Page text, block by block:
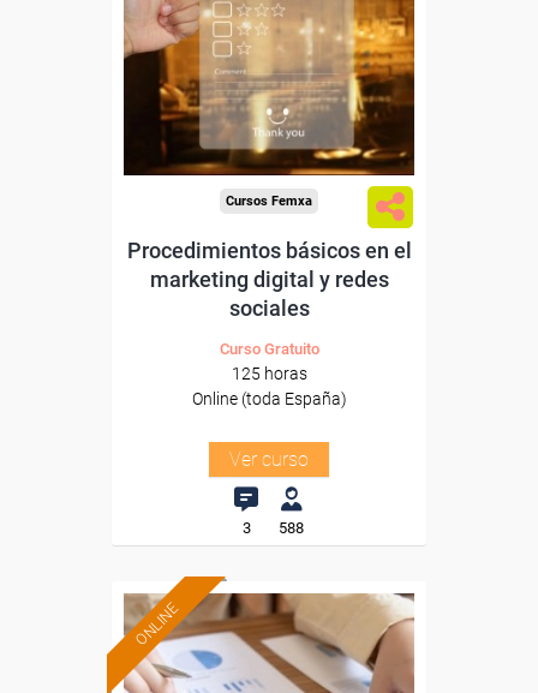
Para desempleados,
trabajadores y autónomos.
Sector
-Hosteleria y Turismo.
Cursos Femxa
Procedimientos básicos en el
marketing digital y redes
sociales
Curso Gratuito
125 horas
Online (toda España)
Ver curso
3 588
ONLINE
Formación 100%
subvencionada.